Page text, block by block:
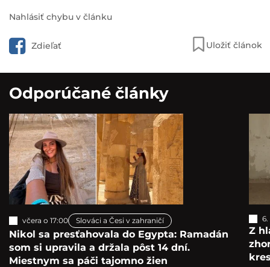
Nahlásiť chybu v článku
Zdieľať Uložiť článok
Odporúčané články
včera o 17:00 Slováci a Česi v zahraničí
Nikol sa presťahovala do Egypta: Ramadán
som si upravila a držala pôst 14 dní.
Miestnym sa páči tajomno žien
Z